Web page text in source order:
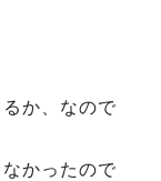
か、なので
かったので